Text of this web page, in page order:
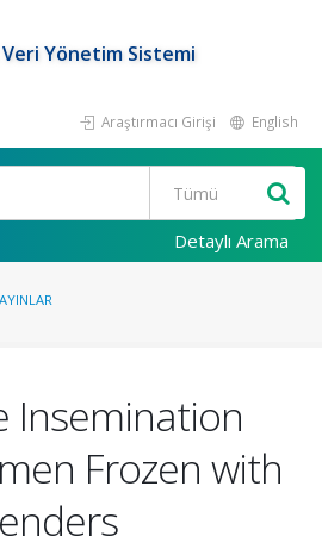
Yönetim Sistemi
Araştırmacı Girişi English
Detaylı Arama
Insemination
Frozen with